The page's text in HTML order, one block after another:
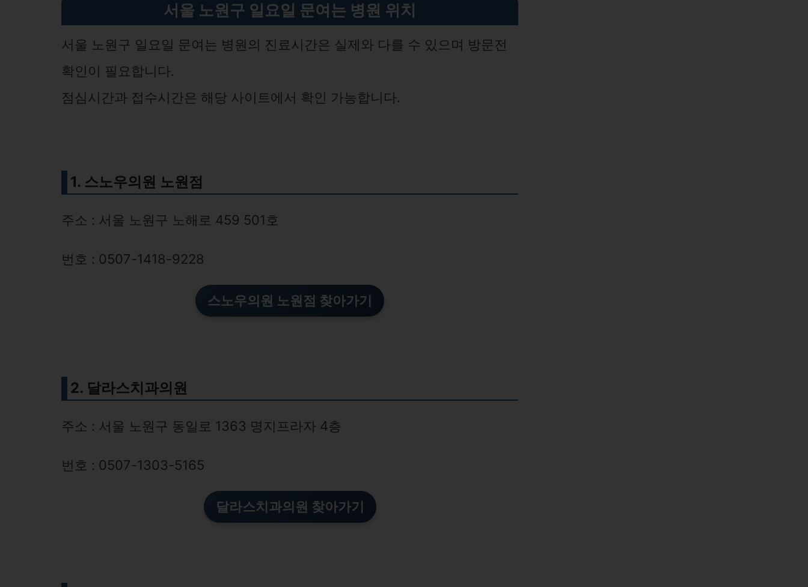
서울 노원구 일요일 문여는 병원 위치
서울 노원구 일요일 문여는 병원의 진료시간은 실제와 다를 수 있으며 방문전
확인이 필요합니다.
점심시간과 접수시간은 해당 사이트에서 확인 가능합니다.
1. 스노우의원 노원점
주소 : 서울 노원구 노해로 459 501호
번호 : 0507-1418-9228
스노우의원 노원점 찾아가기
2. 달라스치과의원
주소 : 서울 노원구 동일로 1363 명지프라자 4층
번호 : 0507-1303-5165
달라스치과의원 찾아가기